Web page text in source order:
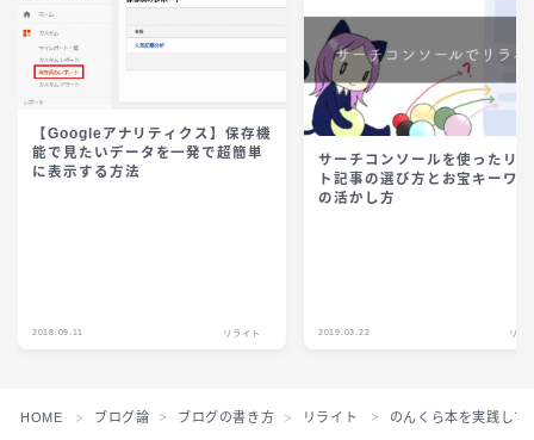
【Googleアナリティクス】保存機
能で見たいデータを一発で超簡単
に表示する方法
2018.09.11 リライト
サーチコンソールを使ったリ
ト記事の選び方とお宝キーワ
の活かし方
2019.03.22 リラ
HOME ＞ ブログ論 ＞ ブログの書き方 ＞ リライト ＞ のんくら本を実践して